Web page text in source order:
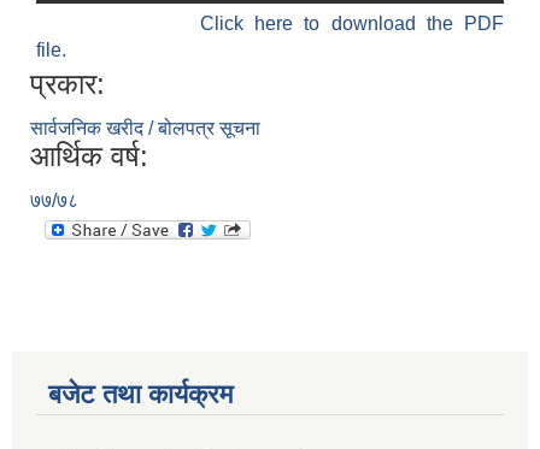
Click here to download the PDF
file.
प्रकार:
सार्वजनिक खरीद / बोलपत्र सूचना
आर्थिक वर्ष:
७७/७८
बजेट तथा कार्यक्रम